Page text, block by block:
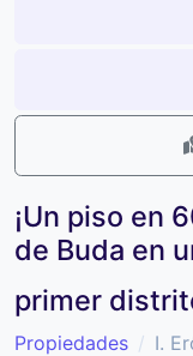
¡Un piso en
de Buda en
primer
Propiedades
I.